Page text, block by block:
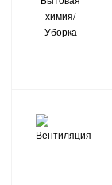
САНТЕХНИКА
СВАРОЧНОЕ